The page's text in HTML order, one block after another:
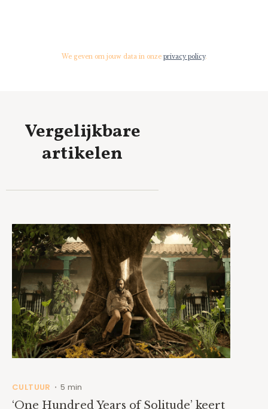
We geven om jouw data in onze privacy policy.
Vergelijkbare
artikelen
CULTUUR • 5 min
‘One Hundred Years of Solitude’ keert